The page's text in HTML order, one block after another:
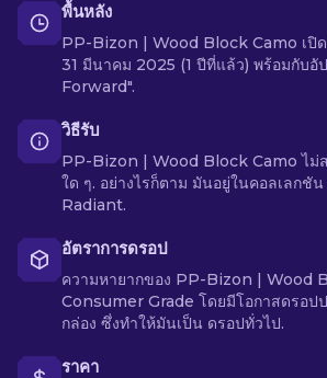
พื้นหลัง
PP-Bizon | Wood Block Camo เปิ
31 มีนาคม 2025 (1 ปีที่แล้ว) พร้อมกับอั
Forward".
วิธีรับ
PP-Bizon | Wood Block Camo ไม่ส
ใด ๆ. อย่างไรก็ตาม มันอยู่ในคอลเลกชั
Radiant.
อัตราการดรอป
ความหายากของ PP-Bizon | Wood
Consumer Grade โดยมีโอกาสดรอป
กล่อง ซึ่งทำให้มันเป็น ดรอปทั่วไป.
ราคา